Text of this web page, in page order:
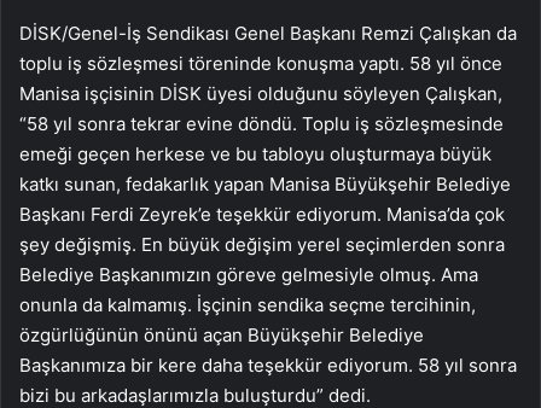
DİSK/Genel-İş Sendikası Genel Başkanı Remzi Çalışkan da
toplu iş sözleşmesi töreninde konuşma yaptı. 58 yıl önce
Manisa işçisinin DİSK üyesi olduğunu söyleyen Çalışkan,
“58 yıl sonra tekrar evine döndü. Toplu iş sözleşmesinde
emeği geçen herkese ve bu tabloyu oluşturmaya büyük
katkı sunan, fedakarlık yapan Manisa Büyükşehir Belediye
Başkanı Ferdi Zeyrek’e teşekkür ediyorum. Manisa’da çok
şey değişmiş. En büyük değişim yerel seçimlerden sonra
Belediye Başkanımızın göreve gelmesiyle olmuş. Ama
onunla da kalmamış. İşçinin sendika seçme tercihinin,
özgürlüğünün önünü açan Büyükşehir Belediye
Başkanımıza bir kere daha teşekkür ediyorum. 58 yıl sonra
bizi bu arkadaşlarımızla buluşturdu” dedi.